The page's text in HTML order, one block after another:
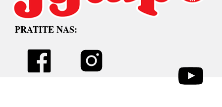
PRATITE NAS: